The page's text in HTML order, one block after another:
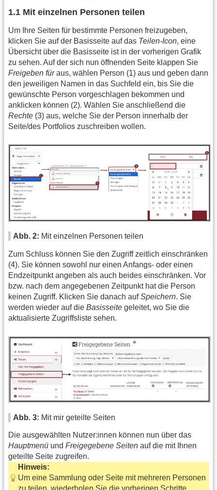
1.1 Mit einzelnen Personen teilen
Um Ihre Seiten für bestimmte Personen freizugeben,
klicken Sie auf der Basisseite auf das Teilen-Icon, eine
Übersicht über die Basisseite ist in der vorherigen Grafik
zu sehen. Auf der sich nun öffnenden Seite klappen Sie
Freigeben füraus, wählen Person (1) aus und geben dann
den jeweiligen Namen in das Suchfeld ein, bis Sie die
gewünschte Person vorgeschlagen bekommen und
anklicken können (2). Wählen Sie anschließend die
Rechte (3) aus, welche Sie der Person innerhalb der
Seite/des Portfolios zuschreiben wollen.
Abb. 2: Mit einzelnen Personen teilen
Zum Schluss können Sie den Zugriff zeitlich einschränken
(4). Sie können sowohl nur einen Anfangs- oder einen
Endzeitpunkt angeben als auch beides einschränken. Vor
bzw. nach dem angegebenen Zeitpunkt hat die Person
keinen Zugriff. Klicken Sie danach aufSpeichern. Sie
werden wieder auf die Basisseite geleitet, wo Sie die
aktualisierte Zugriffsliste sehen.
Abb. 3: Mit mir geteilte Seiten
Die ausgewählten Nutzer:innen können nun über das
Hauptmenü und Freigegebene Seiten auf die mit Ihnen
geteilte Seite zugreifen.
Hinweis:
Um eine Sammlung oder Seite mit mehreren Personen